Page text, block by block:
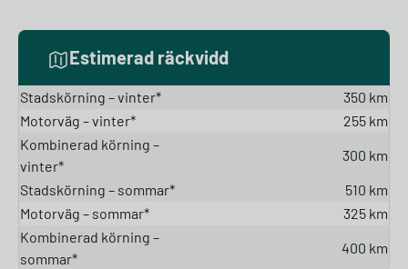
Estimerad räckvidd
Stadskörning – vinter*
350 km
Motorväg – vinter*
255 km
Kombinerad körning –
vinter*
300 km
Stadskörning – sommar*
510 km
Motorväg – sommar*
325 km
Kombinerad körning –
sommar*
400 km